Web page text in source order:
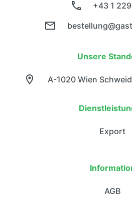
+43 1
Unsere
A-1020 Wien
Export
AGB